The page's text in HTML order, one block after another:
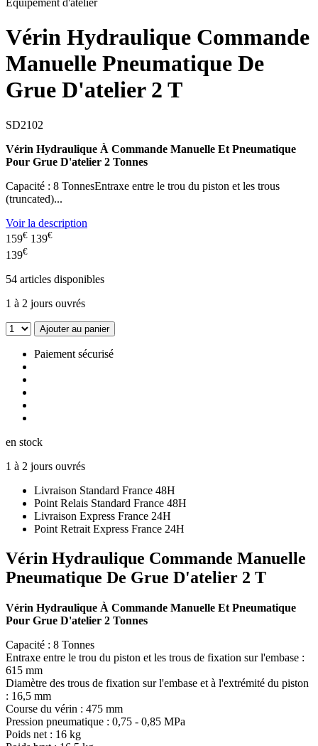
Equipement d'atelier
Vérin Hydraulique Commande
Manuelle Pneumatique De
Grue D'atelier 2 T
SD2102
Vérin Hydraulique À Commande Manuelle Et Pneumatique
Pour Grue D'atelier 2 Tonnes
Capacité : 8 TonnesEntraxe entre le trou du piston et les trous
(truncated)...
Voir la description
159€ 139€
139€
54 articles disponibles
1 à 2 jours ouvrés
Ajouter au panier
Paiement sécurisé
en stock
1 à 2 jours ouvrés
Livraison Standard France 48H
Point Relais Standard France 48H
Livraison Express France 24H
Point Retrait Express France 24H
Vérin Hydraulique Commande Manuelle
Pneumatique De Grue D'atelier 2 T
Vérin Hydraulique À Commande Manuelle Et Pneumatique
Pour Grue D'atelier 2 Tonnes
Capacité : 8 Tonnes
Entraxe entre le trou du piston et les trous de fixation sur l'embase :
615 mm
Diamètre des trous de fixation sur l'embase et à l'extrémité du piston
: 16,5 mm
Course du vérin : 475 mm
Pression pneumatique : 0,75 - 0,85 MPa
Poids net : 16 kg